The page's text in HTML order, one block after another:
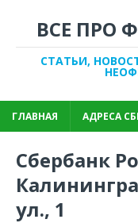
ВСЕ ПРО
СТАТЬИ,
ГЛАВНАЯ АДРЕСА
Сбербанк
ул., 1